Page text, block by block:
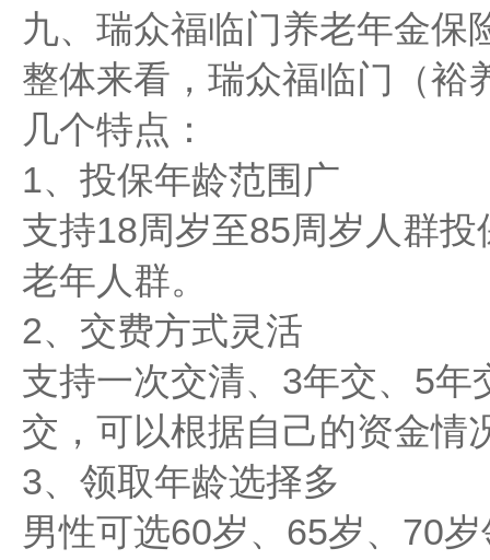
九、瑞众福临门养老年金保
整体来看，瑞众福临门（裕
几个特点：
1、投保年龄范围广
支持18周岁至85周岁人群
老年人群。
2、交费方式灵活
支持一次交清、3年交、5
交，可以根据自己的资金情
3、领取年龄选择多
男性可选60岁、65岁、70